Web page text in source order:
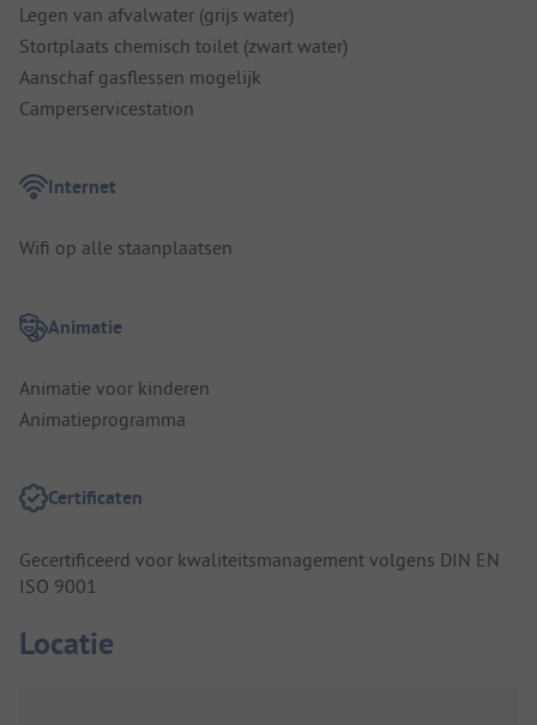
Legen van afvalwater (grijs water)
Stortplaats chemisch toilet (zwart water)
Aanschaf gasflessen mogelijk
Camperservicestation
Internet
Wifi op alle staanplaatsen
Animatie
Animatie voor kinderen
Animatieprogramma
Certificaten
Gecertificeerd voor kwaliteitsmanagement volgens DIN EN
ISO 9001
Locatie